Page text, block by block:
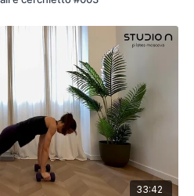
33:42